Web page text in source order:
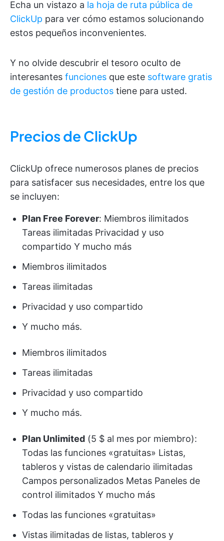
Echa un vistazo a la hoja de ruta pública de
ClickUp para ver cómo estamos solucionando
estos pequeños inconvenientes.
Y no olvide descubrir el tesoro oculto de
interesantes funciones que este software gratis
de gestión de productos tiene para usted.
Precios de ClickUp
ClickUp ofrece numerosos planes de precios
para satisfacer sus necesidades, entre los que
se incluyen:
Plan Free Forever: Miembros ilimitados
Tareas ilimitadas Privacidad y uso
compartido Y mucho más
Miembros ilimitados
Tareas ilimitadas
Privacidad y uso compartido
Y mucho más.
Miembros ilimitados
Tareas ilimitadas
Privacidad y uso compartido
Y mucho más.
Plan Unlimited (5 $ al mes por miembro):
Todas las funciones «gratuitas» Listas,
tableros y vistas de calendario ilimitadas
Campos personalizados Metas Paneles de
control ilimitados Y mucho más
Todas las funciones «gratuitas»
Vistas ilimitadas de listas, tableros y